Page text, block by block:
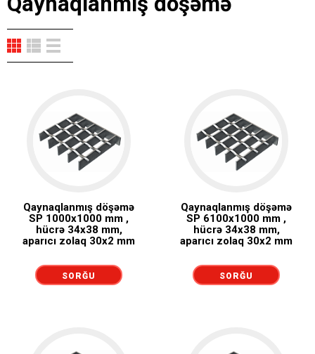
Qaynaqlanmış döşəmə
SP 1000x1000 mm ,
hücrə 34x38 mm,
aparıcı zolaq 30x2 mm
SORĞU
Qaynaqlanmış döşəmə
SP 6100x1000 mm ,
hücrə 34x38 mm,
aparıcı zolaq 30x2 mm
SORĞU